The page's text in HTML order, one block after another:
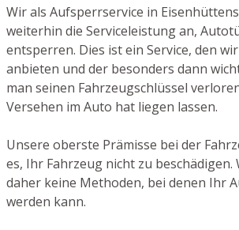
Wir als Aufsperrservice in
weiterhin die Serviceleistung an,
entsperren. Dies ist ein Service, den
anbieten und der besonders dann
man seinen Fahrzeugschlüssel
Versehen im Auto hat liegen lassen.
Unsere oberste Prämisse bei der
es, Ihr Fahrzeug nicht zu beschädigen.
daher keine Methoden, bei denen Ihr
werden kann.